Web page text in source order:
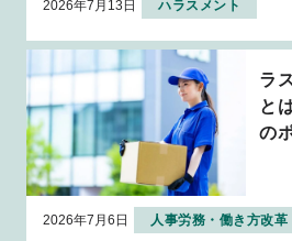
2026年7月13日 ハラスメント
ラ
と
の
2026年7月6日 人事労務・働き方改革